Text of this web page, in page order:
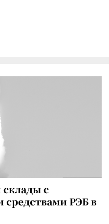
склады с
средствами РЭБ в